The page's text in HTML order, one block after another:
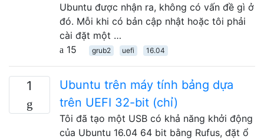
Ubuntu được nhận ra, không có vấn đề gì ở
đó. Mỗi khi có bản cập nhật hoặc tôi phải
cài đặt một …
15
grub2 uefi 16.04
1
Ubuntu trên máy tính bảng dựa
trên UEFI 32-bit (chỉ)
Tôi đã tạo một USB có khả năng khởi động
của Ubuntu 16.04 64 bit bằng Rufus, đặt ổ